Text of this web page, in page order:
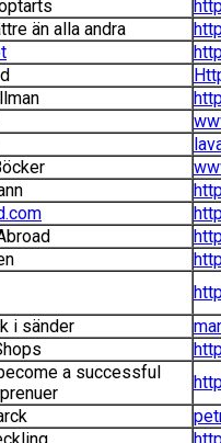
än alla andra
i sänder
a successful